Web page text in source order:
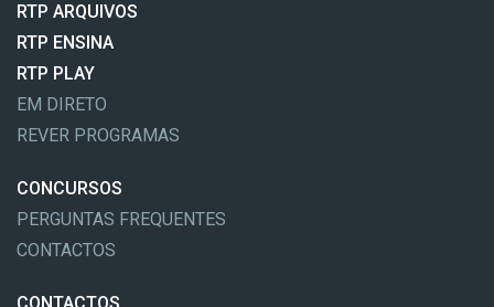
RTP ARQUIVOS
RTP ENSINA
RTP PLAY
EM DIRETO
REVER PROGRAMAS
CONCURSOS
PERGUNTAS FREQUENTES
CONTACTOS